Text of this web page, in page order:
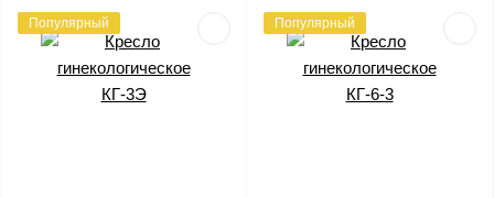
Популярный Популярный